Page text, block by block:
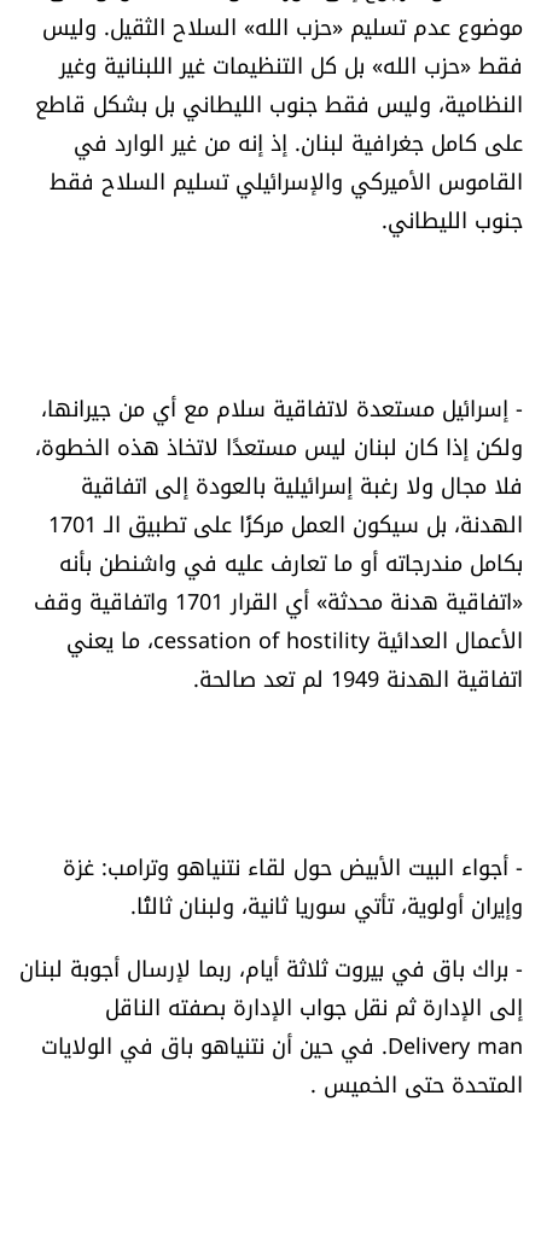
موضوع عدم تسليم «حزب الله» السلاح الثقيل. وليس
فقط «حزب الله» بل كل التنظيمات غير اللبنانية وغير
النظامية، وليس فقط جنوب الليطاني بل بشكل قاطع
على كامل جغرافية لبنان. إذ إنه من غير الوارد في
القاموس الأميركي والإسرائيلي تسليم السلاح فقط
جنوب الليطاني.
- إسرائيل مستعدة لاتفاقية سلام مع أي من جيرانها،
ولكن إذا كان لبنان ليس مستعدًا لاتخاذ هذه الخطوة،
فلا مجال ولا رغبة إسرائيلية بالعودة إلى اتفاقية
الهدنة، بل سيكون العمل مركزًا على تطبيق الـ 1701
بكامل مندرجاته أو ما تعارف عليه في واشنطن بأنه
«اتفاقية هدنة محدثة» أي القرار 1701 واتفاقية وقف
الأعمال العدائية cessation of hostility، ما يعني
اتفاقية الهدنة 1949 لم تعد صالحة.
- أجواء البيت الأبيض حول لقاء نتنياهو وترامب: غزة
وإيران أولوية، تأتي سوريا ثانية، ولبنان ثالثًا.
- براك باق في بيروت ثلاثة أيام، ربما لإرسال أجوبة لبنان
إلى الإدارة ثم نقل جواب الإدارة بصفته الناقل
Delivery man. في حين أن نتنياهو باق في الولايات
المتحدة حتى الخميس .